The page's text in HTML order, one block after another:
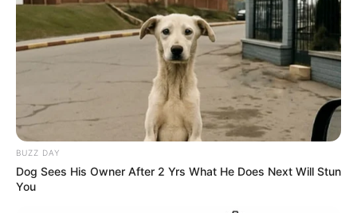
BUZZ DAY
Dog Sees His Owner After 2 Yrs What He Does Next Will Stun
You